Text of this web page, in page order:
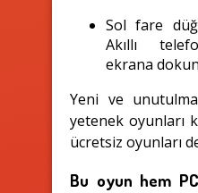
Sol fare
Akıllı
ekrana
Yeni ve
yetenek oyunları
ücretsiz oyunları
Bu oyun hem